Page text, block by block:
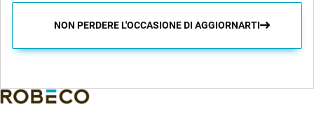
NON PERDERE L'OCCASIONE DI AGGIORNARTI